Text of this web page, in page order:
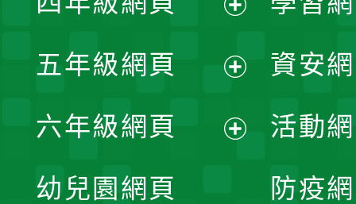
選
單
開
選
單
開
選
五年級網頁
開
六年級網頁
幼兒園網頁
資安
活動
防疫